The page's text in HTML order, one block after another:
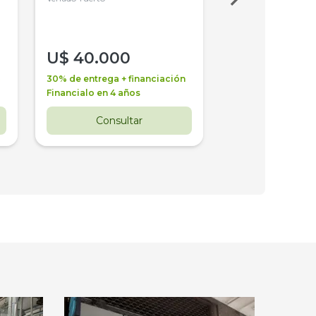
U$ 40.000
30% de entrega + financiación
Financialo en 4 años
Consultar